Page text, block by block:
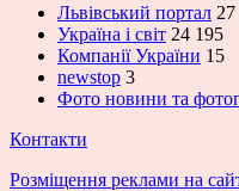
Львівський портал
Україна і світ 24 195
Компанії України 15
newstop 3
Фото новини та
Контакти
Розміщення реклами на